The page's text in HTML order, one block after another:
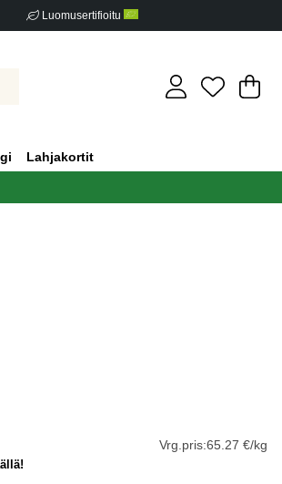
Luomusertifioitu
.
Lahjakortit
Vrg.pris:65.27 €/kg